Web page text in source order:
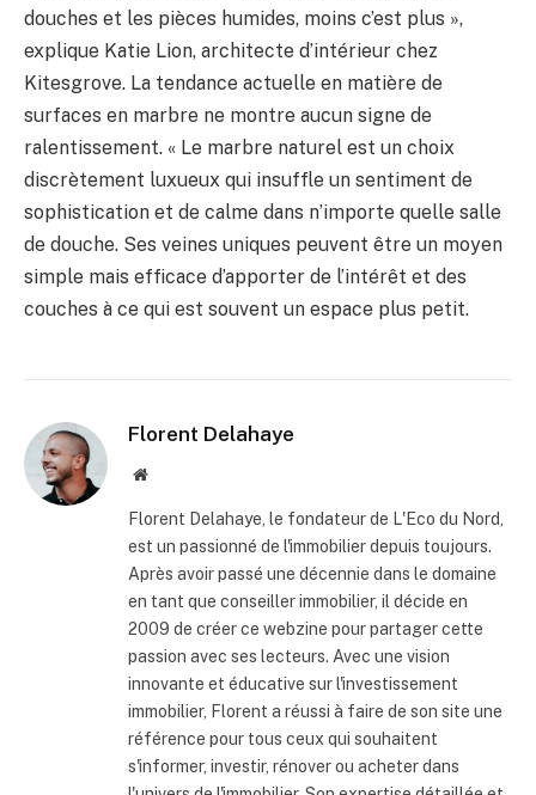
douches et les pièces humides, moins c’est plus »,
explique Katie Lion, architecte d’intérieur chez
Kitesgrove. La tendance actuelle en matière de
surfaces en marbre ne montre aucun signe de
ralentissement. « Le marbre naturel est un choix
discrètement luxueux qui insuffle un sentiment de
sophistication et de calme dans n’importe quelle salle
de douche. Ses veines uniques peuvent être un moyen
simple mais efficace d’apporter de l’intérêt et des
couches à ce qui est souvent un espace plus petit.
Florent Delahaye
Site
Florent Delahaye, le fondateur de L'Eco du Nord,
est un passionné de l'immobilier depuis toujours.
Après avoir passé une décennie dans le domaine
en tant que conseiller immobilier, il décide en
2009 de créer ce webzine pour partager cette
passion avec ses lecteurs. Avec une vision
innovante et éducative sur l'investissement
immobilier, Florent a réussi à faire de son site une
référence pour tous ceux qui souhaitent
s'informer, investir, rénover ou acheter dans